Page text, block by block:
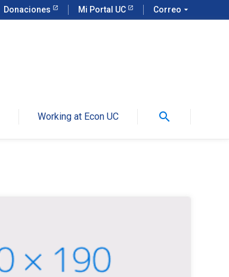
Donaciones Mi Portal UC Correo arrow_drop_down
Working at Econ UC search